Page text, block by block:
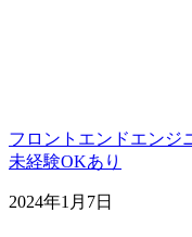
フロントエンドエンジ
未経験OKあり
2024年1月7日